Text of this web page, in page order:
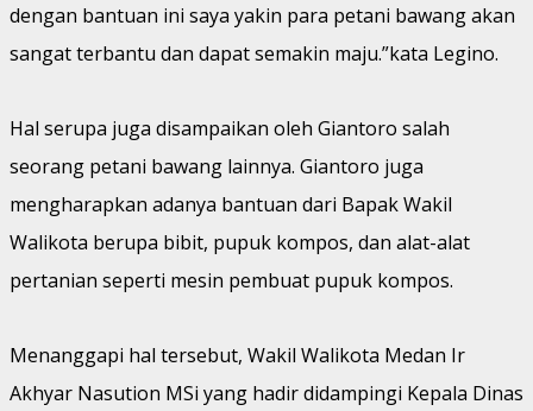
dengan bantuan ini saya yakin para petani bawang akan
sangat terbantu dan dapat semakin maju.”kata Legino.
Hal serupa juga disampaikan oleh Giantoro salah
seorang petani bawang lainnya. Giantoro juga
mengharapkan adanya bantuan dari Bapak Wakil
Walikota berupa bibit, pupuk kompos, dan alat-alat
pertanian seperti mesin pembuat pupuk kompos.
Menanggapi hal tersebut, Wakil Walikota Medan Ir
Akhyar Nasution MSi yang hadir didampingi Kepala Dinas